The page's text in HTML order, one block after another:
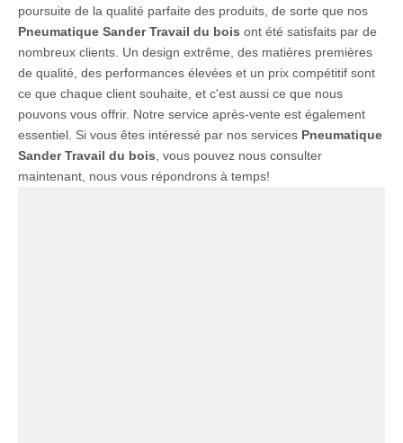
poursuite de la qualité parfaite des produits, de sorte que nos
Pneumatique Sander Travail du bois ont été satisfaits par de
nombreux clients. Un design extrême, des matières premières
de qualité, des performances élevées et un prix compétitif sont
ce que chaque client souhaite, et c'est aussi ce que nous
pouvons vous offrir. Notre service après-vente est également
essentiel. Si vous êtes intéressé par nos services Pneumatique
Sander Travail du bois , vous pouvez nous consulter
maintenant, nous vous répondrons à temps!